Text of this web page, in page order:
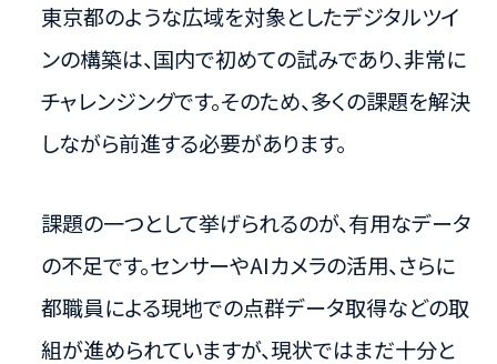
東京都のような広域を対象としたデジタルツイ
ンの構築は、国内で初めての試みであり、非常に
チャレンジングです。そのため、多くの課題を解決
しながら前進する必要があります。
課題の一つとして挙げられるのが、有用なデータ
の不足です。センサーやAIカメラの活用、さらに
都職員による現地での点群データ取得などの取
組が進められていますが、現状ではまだ十分と